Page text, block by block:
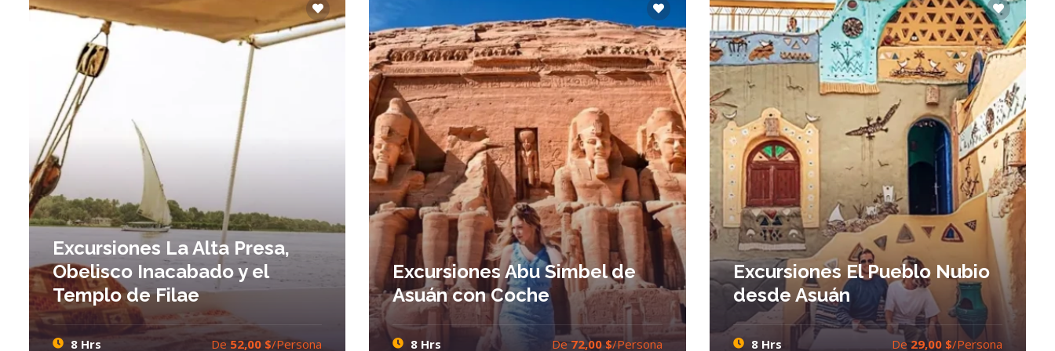
Excursiones La Alta Presa,
Obelisco Inacabado y el
Templo de Filae
8 Hrs De 52,00 $/Persona
Excursiones Abu Simbel de
Asuán con Coche
8 Hrs De 72,00 $/Persona
Excursiones El Pueblo Nubio
desde Asuán
8 Hrs De 29,00 $/Persona